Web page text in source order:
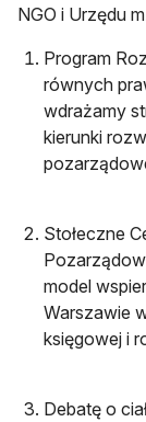
NGO i Urzędu
Program
równych
wdrażamy
kierunki
Stołeczne
model
Warszawie
księgowej i
Debatę o